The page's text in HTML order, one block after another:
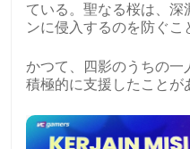
ている。聖なる桜は、深
ンに侵入するのを防ぐこ
かつて、四影のうちの一
積極的に支援したことが